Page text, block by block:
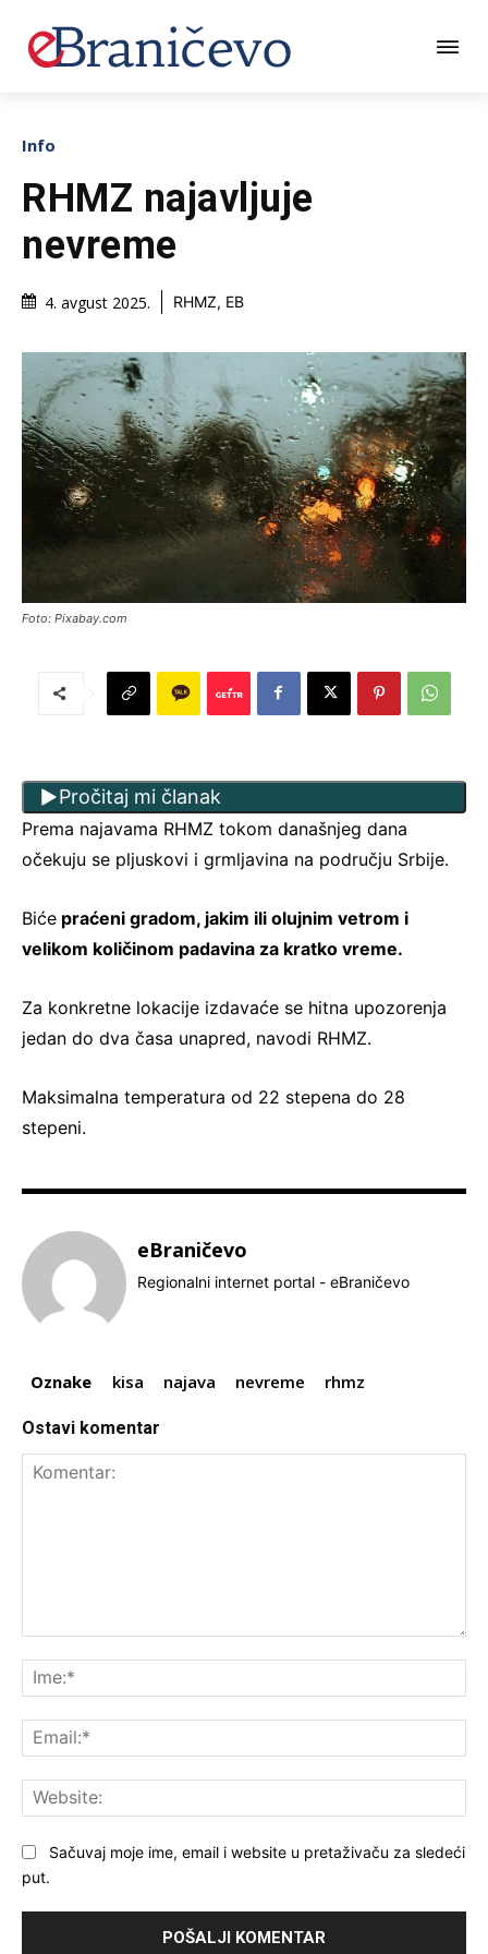
Info
RHMZ najavljuje
nevreme
4. avgust 2025. RHMZ, EB
Foto: Pixabay.com
Pročitaj mi članak
Prema najavama RHMZ tokom današnjeg dana
očekuju se pljuskovi i grmljavina na području Srbije.
Biće praćeni gradom, jakim ili olujnim vetrom i
velikom količinom padavina za kratko vreme.
Za konkretne lokacije izdavaće se hitna upozorenja
jedan do dva časa unapred, navodi RHMZ.
Maksimalna temperatura od 22 stepena do 28
stepeni.
eBraničevo
Regionalni internet portal - eBraničevo
Oznake kisa najava nevreme rhmz
Ostavi komentar
Sačuvaj moje ime, email i website u pretaživaču za sledeći
put.